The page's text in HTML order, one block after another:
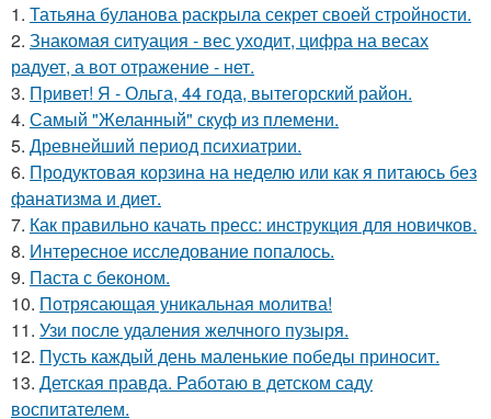
1. Татьяна буланова раскрыла секрет своей стройности.
2. Знакомая ситуация - вес уходит, цифра на весах
радует, а вот отражение - нет.
3. Привет! Я - Ольга, 44 года, вытегорский район.
4. Самый "Желанный" скуф из племени.
5. Древнейший период психиатрии.
6. Продуктовая корзина на неделю или как я питаюсь без
фанатизма и диет.
7. Как правильно качать пресс: инструкция для новичков.
8. Интересное исследование попалось.
9. Паста с беконом.
10. Потрясающая уникальная молитва!
11. Узи после удаления желчного пузыря.
12. Пусть каждый день маленькие победы приносит.
13. Детская правда. Работаю в детском саду
воспитателем.